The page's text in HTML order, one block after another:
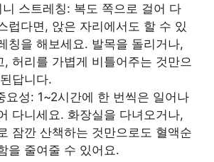
스트레칭: 복도 쪽으로 걸어 다
럽다면, 앉은 자리에서도 할 수 있
칭을 해보세요. 발목을 돌리거나,
, 허리를 가볍게 비틀어주는 것만으
답니다.
요성: 1~2시간에 한 번씩은 일어나
다니세요. 화장실을 다녀오거나,
잠깐 산책하는 것만으로도 혈액순
을 줄여줄 수 있어요.